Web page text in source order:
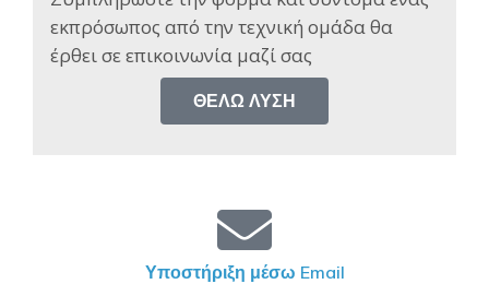
εκπρόσωπος από την τεχνική ομάδα θα
έρθει σε επικοινωνία μαζί σας​
ΘΈΛΩ ΛΎΣΗ
Υποστήριξη μέσω Email